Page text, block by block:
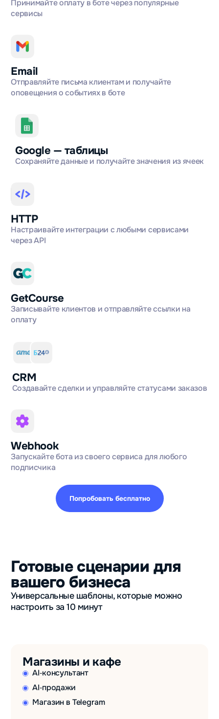
Принимайте оплату в боте через популярные
сервисы
Email
Отправляйте письма клиентам и получайте
оповещения о событиях в боте
Google — таблицы
Сохраняйте данные и получайте значения из ячеек
HTTP
Настраивайте интеграции с любыми сервисами
через API
GetCourse
Записывайте клиентов и отправляйте ссылки на
оплату
CRM
Создавайте сделки и управляйте статусами заказов
Webhook
Запускайте бота из своего сервиса для любого
подписчика
Попробовать бесплатно
Готовые сценарии для
вашего бизнеса
Универсальные шаблоны, которые можно
настроить за 10 минут
Магазины и кафе
AI‑консультант
AI‑продажи
Магазин в Telegram